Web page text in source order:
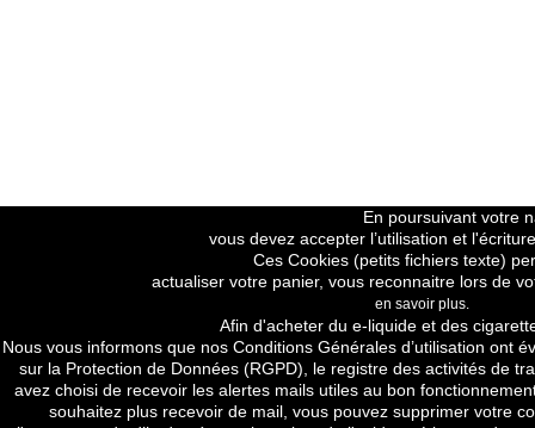
En poursuivant votre
vous devez accepter l’utilisation et
Ces Cookies (petits fichiers texte)
actualiser votre panier, vous reconnaitre lors de
en savoir plus.
Afin d'acheter du e-liquide et des
Nous vous informons que nos Conditions Générales d’utilisation ont
sur la Protection de Données (RGPD), le registre des activités de
avez choisi de recevoir les alertes mails utiles au bon
souhaitez plus recevoir de mail, vous pouvez supprimer votre